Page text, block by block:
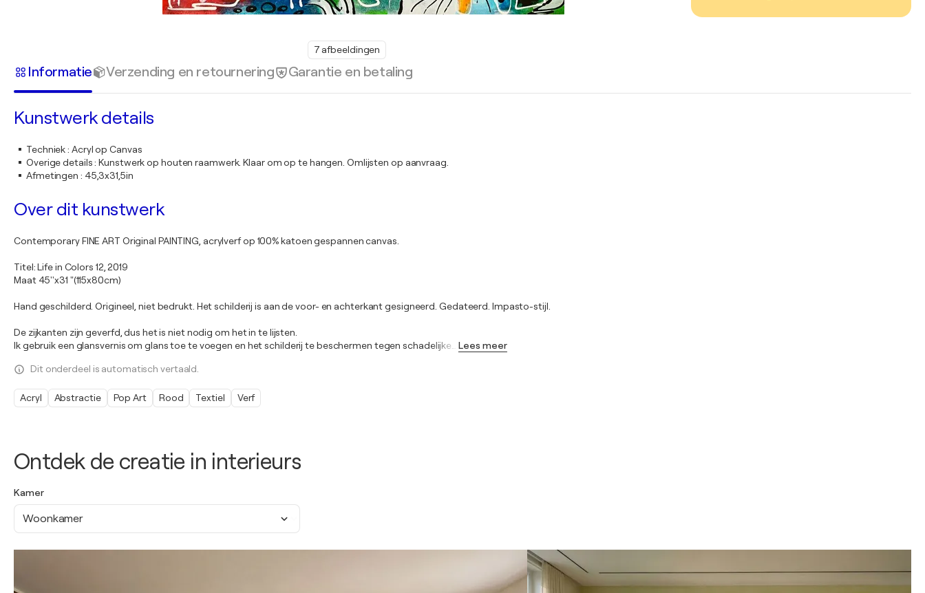
7 afbeeldingen
Ontdek de creatie in interieurs
Kamer
Woonkamer
Informatie Verzending en retournering Garantie en betaling
Kunstwerk details
Techniek: Acryl op Canvas
Overige details:Kunstwerk op houten raamwerk. Klaar om op te hangen. Omlijsten op aanvraag.
Afmetingen : 45,3x31,5in
Over dit kunstwerk
Contemporary FINE ART Original PAINTING, acrylverf op 100% katoen gespannen canvas.
Titel: Life in Colors 12, 2019
Maat 45''x31 "(115x80cm)
Hand geschilderd. Origineel, niet bedrukt. Het schilderij is aan de voor- en achterkant gesigneerd. Gedateerd. Impasto-stijl.
De zijkanten zijn geverfd, dus het is niet nodig om het in te lijsten.
Ik gebruik een glansvernis om glans toe te voegen en het schilderij te beschermen tegen schadelijke
Lees meer
Dit onderdeel is automatisch vertaald.
Acryl Abstractie Pop Art Rood Textiel Verf